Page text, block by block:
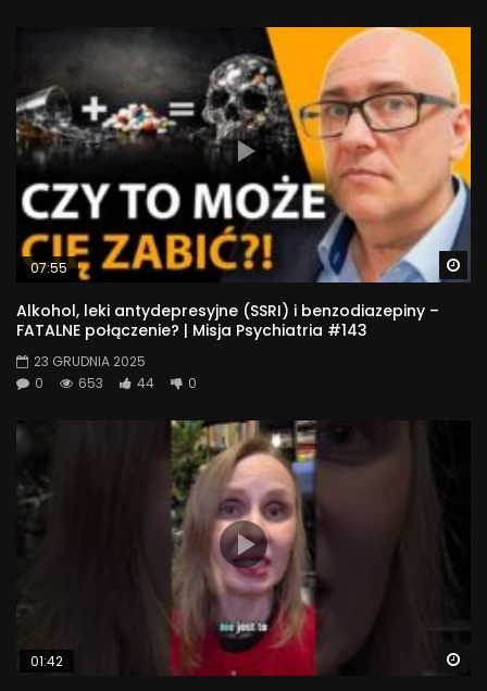
07:55
Alkohol, leki antydepresyjne (SSRI) i benzodiazepiny –
FATALNE połączenie? | Misja Psychiatria #143
23 GRUDNIA 2025
0
653 44 0
01:42